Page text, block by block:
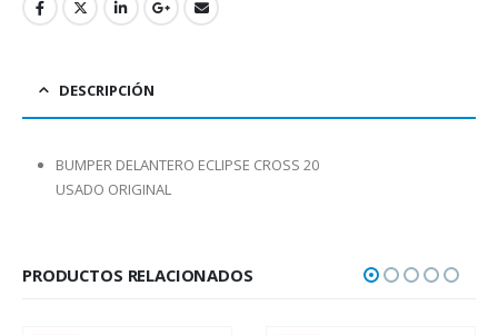
DESCRIPCIÓN
BUMPER DELANTERO ECLIPSE CROSS 20
USADO ORIGINAL
PRODUCTOS RELACIONADOS